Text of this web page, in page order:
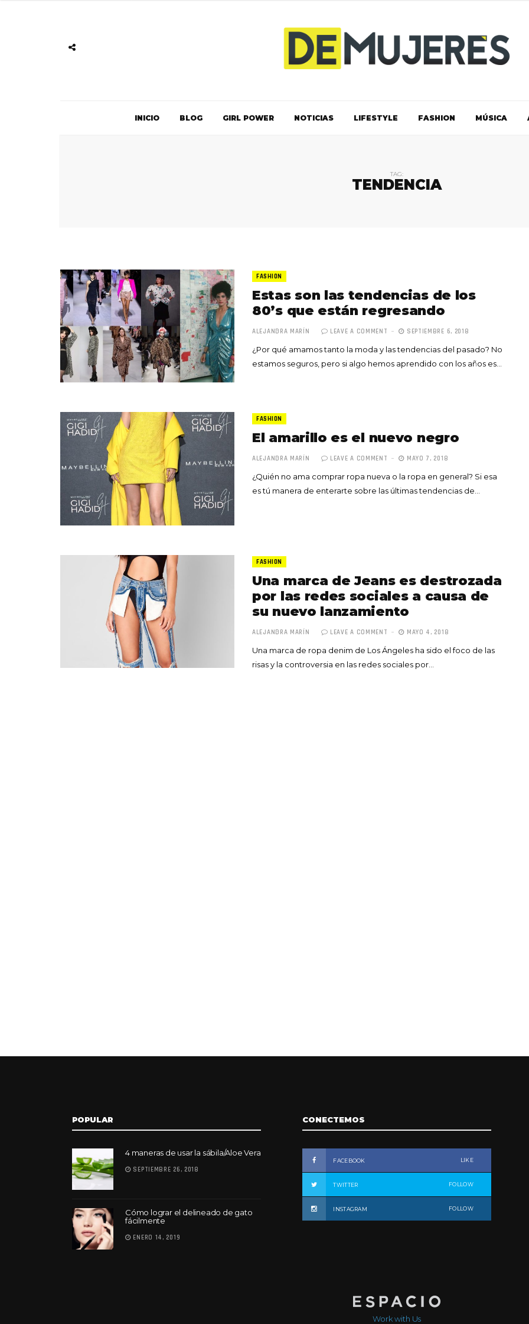
INICIO BLOG GIRL POWER NOTICIAS LIFESTYLE FASHION MÚSICA
TAG:
TENDENCIA
FASHION
Estas son las tendencias de los
80’s que están regresando
ALEJANDRA MARÍN LEAVE A COMMENT SEPTIEMBRE 6, 2018
¿Por qué amamos tanto la moda y las tendencias del pasado? No
estamos seguros, pero si algo hemos aprendido con los años es…
FASHION
El amarillo es el nuevo negro
ALEJANDRA MARÍN LEAVE A COMMENT MAYO 7, 2018
¿Quién no ama comprar ropa nueva o la ropa en general? Si esa
es tú manera de enterarte sobre las últimas tendencias de…
FASHION
Una marca de Jeans es destrozada
por las redes sociales a causa de
su nuevo lanzamiento
ALEJANDRA MARÍN LEAVE A COMMENT MAYO 4, 2018
Una marca de ropa denim de Los Ángeles ha sido el foco de las
risas y la controversia en las redes sociales por…
«Bonitas», el nuevo
sencillo de Hendrix y
Goyo un himno por la
vida de las mujeres
Totó la Momposina: el
MAYO 21, 2026
POPULAR
4 maneras de usar la sábila/Aloe Vera
SEPTIEMBRE 26, 2018
Cómo lograr el delineado de gato
fácilmente
ENERO 14, 2019
CONECTEMOS
FACEBOOK LIKE
TWITTER FOLLOW
INSTAGRAM FOLLOW
Work with Us